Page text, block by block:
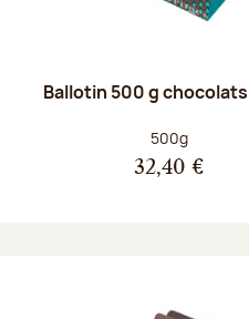
Ballotin 500 g
Poids net :
500g
32,40 €